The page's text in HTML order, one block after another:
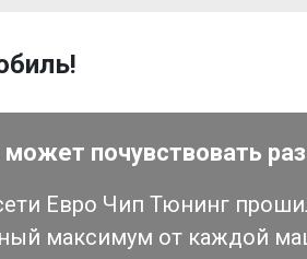
почувствовать
Евро Чип Тюнинг
максимум от каждой